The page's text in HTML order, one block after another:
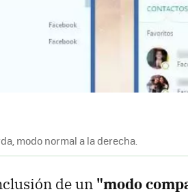
modo normal a la derecha.
de un "modo